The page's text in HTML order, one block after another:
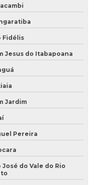
microbiológica
Fidélis
Jesus do Itabapoana
Jardim
Pereira
José do Vale do Rio